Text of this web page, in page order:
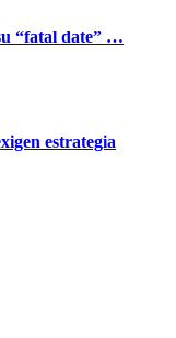
“fatal date” …
estrategia